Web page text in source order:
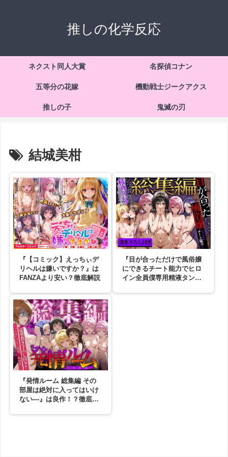
推しの化学反応
ネクスト同人大賞 名探偵コナン
五等分の花嫁 機動戦士ジークアクス
推しの子 鬼滅の刃
結城美柑
『【コミック】えっちぃデ
リヘルは嫌いですか？』は
FANZAより安い？徹底解説
『目が合っただけで風俗嬢
にできるチート能力でヒロ
イン全員僕専用精液タンク
り安い？徹底解説
『発情ルーム 総集編 その
部屋は絶対に入ってはいけ
ない―』は良作！？徹底解